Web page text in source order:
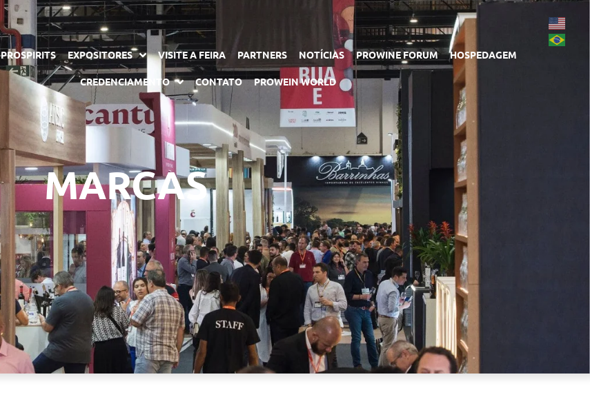
PROSPIRITS EXPOSITORES VISITE A FEIRA PARTNERS NOTÍCIAS PROWINE FORUM HOSPEDAGEM
CREDENCIAMENTO CONTATO PROWEIN WORLD
MARCAS